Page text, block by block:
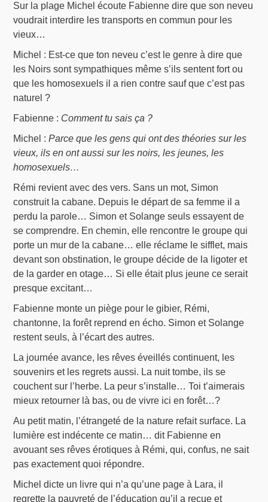
Sur la plage Michel écoute Fabienne dire que son neveu
voudrait interdire les transports en commun pour les
vieux…
Michel : Est-ce que ton neveu c’est le genre à dire que
les Noirs sont sympathiques même s’ils sentent fort ou
que les homosexuels il a rien contre sauf que c’est pas
naturel ?
Fabienne : Comment tu sais ça ?
Michel :Parce que les gens qui ont des théories sur les
vieux, ils en ont aussi sur les noirs, les jeunes, les
homosexuels…
Rémi revient avec des vers. Sans un mot, Simon
construit la cabane. Depuis le départ de sa femme il a
perdu la parole… Simon et Solange seuls essayent de
se comprendre. En chemin, elle rencontre le groupe qui
porte un mur de la cabane… elle réclame le sifflet, mais
devant son obstination, le groupe décide de la ligoter et
de la garder en otage… Si elle était plus jeune ce serait
presque excitant…
Fabienne monte un piège pour le gibier, Rémi,
chantonne, la forêt reprend en écho. Simon et Solange
restent seuls, à l’écart des autres.
La journée avance, les rêves éveillés continuent, les
souvenirs et les regrets aussi. La nuit tombe, ils se
couchent sur l’herbe. La peur s’installe… Toi t’aimerais
mieux retourner là bas, ou de vivre ici en forêt…?
Au petit matin, l’étrangeté de la nature refait surface. La
lumière est indécente ce matin… dit Fabienne en
avouant ses rêves érotiques à Rémi, qui, confus, ne sait
pas exactement quoi répondre.
Michel dicte un livre qui n’a qu’une page à Lara, il
regrette la pauvreté de l’éducation qu’il a reçue et